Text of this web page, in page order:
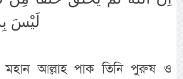
لَيْسَ
মহান আল্লাহ পাক তিনি পুরুষ ও